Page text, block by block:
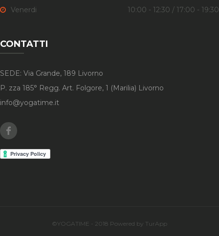
Venerdi 10:00 - 12:30 / 17:00 - 19:30
CONTATTI
SEDE: Via Grande, 189 Livorno
P. zza 185° Regg. Art. Folgore, 1 (Marilia) Livorno
info@yogatime.it
©YOGATIME - 2018 Powered by TurApp